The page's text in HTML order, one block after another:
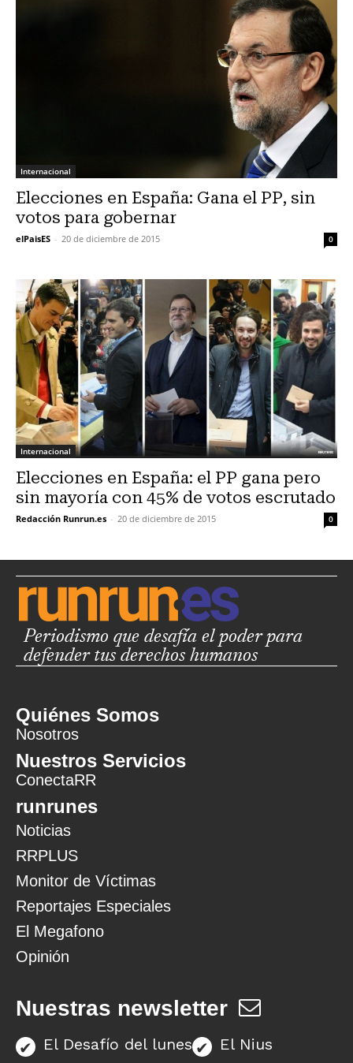
Internacional
Elecciones en España: Gana el PP, sin
votos para gobernar
elPaisES - 20 de diciembre de 2015 0
Internacional
Elecciones en España: el PP gana pero
sin mayoría con 45% de votos escrutado
Redacción Runrun.es - 20 de diciembre de 2015 0
Periodismo que desafía el poder para
defender tus derechos humanos
Quiénes Somos
Nosotros
Nuestros Servicios
ConectaRR
runrunes
Noticias
RRPLUS
Monitor de Víctimas
Reportajes Especiales
El Megafono
Opinión
Nuestras newsletter
El Desafío del lunes El Nius